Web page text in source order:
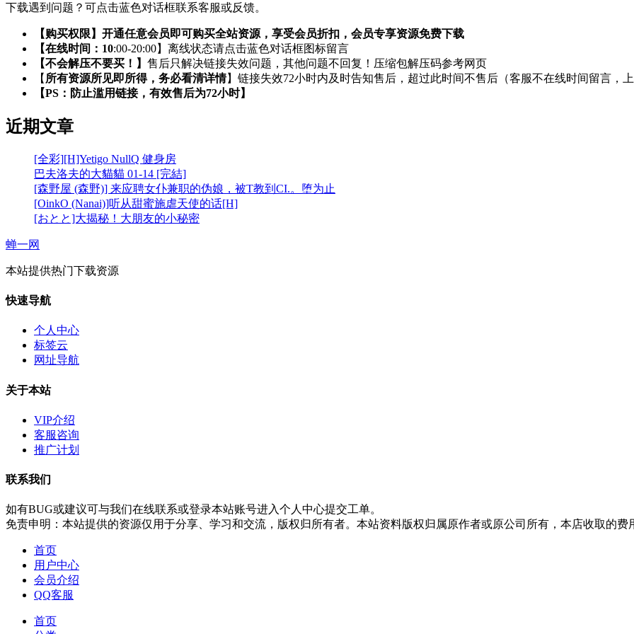
下载遇到问题？可点击蓝色对话框联系客服或反馈。
【购买权限】开通任意会员即可购买全站资源，享受会员折扣，会员专享资源免费下载
【在线时间：10:00-20:00】离线状态请点击蓝色对话框图标留言
【不会解压不要买！】 售后只解决链接失效问题，其他问题不回复！压缩包解压码参考网页
【 所有资源所见即所得，务必看清详情】链接失效72小时内及时告知售后，超过此时间不售后（客服不在线时间留言，上
【PS：防止滥用链接，有效售后为72小时】
近期文章
[全彩][H]Yetigo NullQ 健身房
巴夫洛夫的大貓貓 01-14 [完結]
[森野屋 (森野)] 来应聘女仆兼职的伪娘，被T教到CI.。堕为止
[OinkO (Nanai)]听从甜蜜施虐天使的话[H]
[おとと]大揭秘！大朋友的小秘密
蝉一网
本站提供热门下载资源
快速导航
个人中心
标签云
网址导航
关于本站
VIP介绍
客服咨询
推广计划
联系我们
如有BUG或建议可与我们在线联系或登录本站账号进入个人中心提交工单。
免责申明：本站提供的资源仅用于分享、学习和交流，版权归所有者。本站资料版权归属原作者或原公司所有，本店收取的费
首页
用户中心
会员介绍
QQ客服
首页